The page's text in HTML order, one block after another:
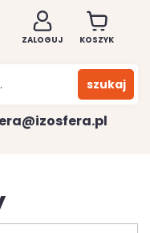
ZALOGUJ KOSZYK
szukaj